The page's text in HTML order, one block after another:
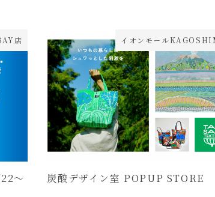
店
～
イオンモール
炭酸デザイン室 POPUP STORE